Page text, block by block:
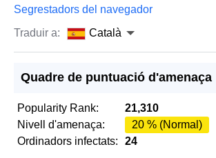
Segrestadors del navegador
Traduir a:
Català
Quadre de puntuació d'amenaça
Popularity Rank:
21,310
Nivell d'amenaça:
20 % (Normal)
Ordinadors infectats:
24